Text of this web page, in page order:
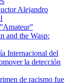
Alejandro
and the Wasp:
Internacional del
la detección
de racismo fue